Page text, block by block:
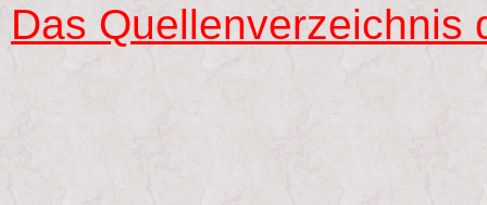
Das Quellenverzeichnis